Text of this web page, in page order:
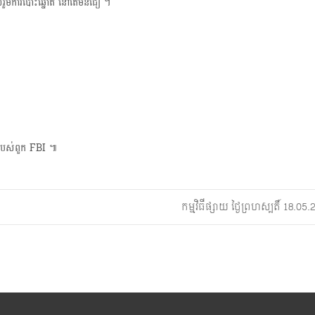
បស់ពួក FBI ៕
កម្មវិធីផ្សាយ ថ្ងៃព្រហស្បតិ៍